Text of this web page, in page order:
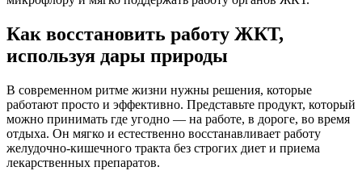
Как восстановить работу ЖКТ,
используя дары природы
В современном ритме жизни нужны решения, которые
работают просто и эффективно. Представьте продукт, который
можно принимать где угодно — на работе, в дороге, во время
отдыха. Он мягко и естественно восстанавливает работу
желудочно-кишечного тракта без строгих диет и приема
лекарственных препаратов.